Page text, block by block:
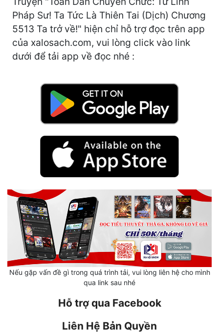
Kiếm Hiệp
Kỳ Huyễn
Kỳ Ảo
Ngôn Tình
Ngược
Nữ Cường
Nữ Phụ
Phong Thủy - Tâm Linh
Pháp Sư! Ta Tức Là Thiên Tai (Dịch) Chương
5513 Ta trở về!" hiện chỉ hỗ trợ đọc trên app
của xalosach.com, vui lòng click vào link
dưới để tải app về đọc nhé :
Nếu gặp vấn đề gì trong quá trình tải, vui lòng liên hệ cho mình
qua link sau nhé
Hỗ trợ qua Facebook
Liên Hệ Bản Quyền